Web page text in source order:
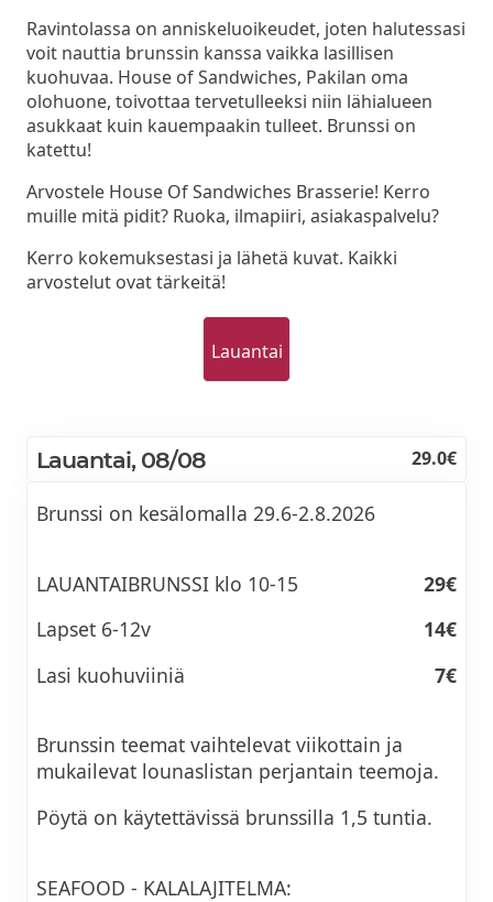
Ravintolassa on anniskeluoikeudet, joten halutessasi
voit nauttia brunssin kanssa vaikka lasillisen
kuohuvaa. House of Sandwiches, Pakilan oma
olohuone, toivottaa tervetulleeksi niin lähialueen
asukkaat kuin kauempaakin tulleet. Brunssi on
katettu!
Arvostele House Of Sandwiches Brasserie! Kerro
muille mitä pidit? Ruoka, ilmapiiri, asiakaspalvelu?
Kerro kokemuksestasi ja lähetä kuvat. Kaikki
arvostelut ovat tärkeitä!
Lauantai
Lauantai, 08/08 29.0€
Brunssi on kesälomalla 29.6-2.8.2026
LAUANTAIBRUNSSI klo 10-15
29€
Lapset 6-12v
14€
Lasi kuohuviiniä
7€
Brunssin teemat vaihtelevat viikottain ja
mukailevat lounaslistan perjantain teemoja.
Pöytä on käytettävissä brunssilla 1,5 tuntia.
SEAFOOD - KALALAJITELMA: